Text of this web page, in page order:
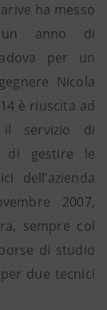
ha messo
un anno di
per un
Nicola
è riuscita ad
servizio di
di gestire le
dell’azienda
2007,
sempre col
di studio
due tecnici